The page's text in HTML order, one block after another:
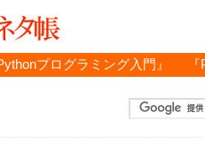
プログラミング入門』